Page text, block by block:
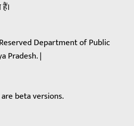
Department of Public
Pradesh. |
beta versions.